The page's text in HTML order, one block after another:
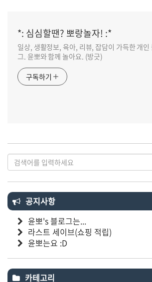
*: 심심할땐? 뽀랑놀자! :*
일상, 생활정보, 육아, 리뷰, 잡담이 가득한 개인
그. 윤뽀와 함께 놀아요. (방긋)
구독하기
공지사항
윤뽀's 블로그는...
라스트 세이브(쇼핑 적립)
윤뽀는요 :D
카테고리